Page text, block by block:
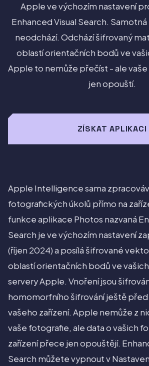
Apple ve výchozím nastavení
Enhanced Visual Search.
neodchází. Odchází šifrovaný
oblastí orientačních bodů ve
Apple to nemůže přečíst - ale
jen opouští.
ZÍSKAT APLIKACI
Apple Intelligence sama
fotografických úkolů přímo na
funkce aplikace Photos nazvaná
Search je ve výchozím nastavení
(říjen 2024) a posílá šifrované
oblastí orientačních bodů ve
servery Apple. Vnoření jsou
homomorfního šifrování ještě
vašeho zařízení. Apple nemůže z
vaše fotografie, ale data o vašich
zařízení přece jen opouštějí.
Search můžete vypnout v